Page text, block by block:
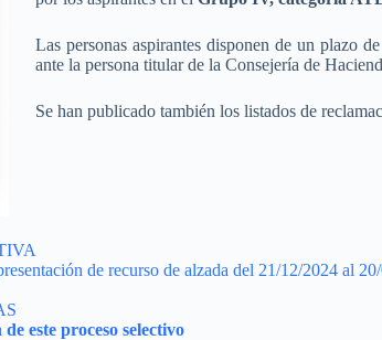
Las personas aspirantes disponen de un plazo de
ante la persona titular de la Consejería de
Se han publicado también los listados de
de recurso de alzada del 21/12/2024 al
este proceso selectivo